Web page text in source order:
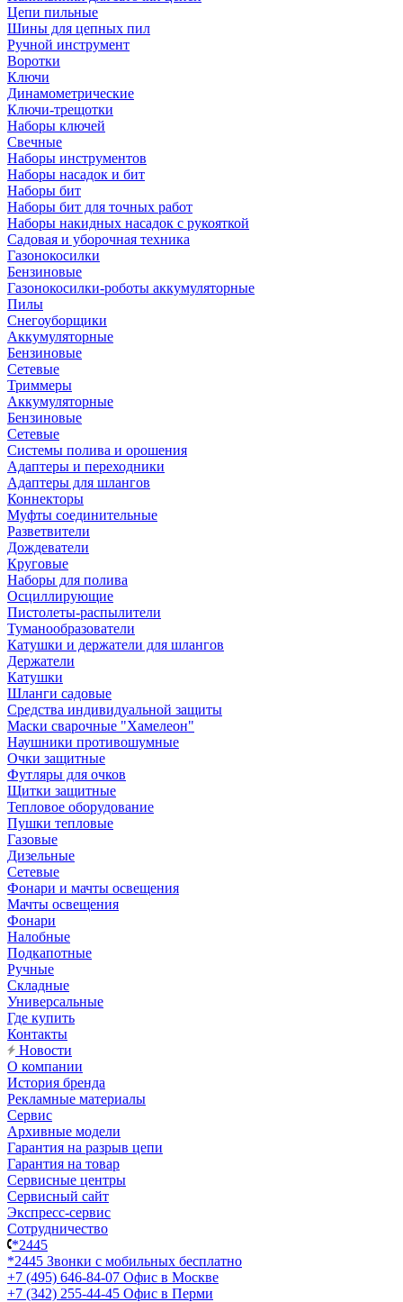
Цепи пильные
Шины для цепных пил
Ручной инструмент
Воротки
Ключи
Динамометрические
Ключи-трещотки
Наборы ключей
Свечные
Наборы инструментов
Наборы насадок и бит
Наборы бит
Наборы бит для точных работ
Наборы накидных насадок с рукояткой
Садовая и уборочная техника
Газонокосилки
Бензиновые
Газонокосилки-роботы аккумуляторные
Пилы
Снегоуборщики
Аккумуляторные
Бензиновые
Сетевые
Триммеры
Аккумуляторные
Бензиновые
Сетевые
Системы полива и орошения
Адаптеры и переходники
Адаптеры для шлангов
Коннекторы
Муфты соединительные
Разветвители
Дождеватели
Круговые
Наборы для полива
Осциллирующие
Пистолеты-распылители
Туманообразователи
Катушки и держатели для шлангов
Держатели
Катушки
Шланги садовые
Средства индивидуальной защиты
Маски сварочные "Хамелеон"
Наушники противошумные
Очки защитные
Футляры для очков
Щитки защитные
Тепловое оборудование
Пушки тепловые
Газовые
Дизельные
Сетевые
Фонари и мачты освещения
Мачты освещения
Фонари
Налобные
Подкапотные
Ручные
Складные
Универсальные
Где купить
Контакты
Новости
О компании
История бренда
Рекламные материалы
Сервис
Архивные модели
Гарантия на разрыв цепи
Гарантия на товар
Сервисные центры
Сервисный сайт
Экспресс-сервис
Сотрудничество
*2445
*2445 Звонки с мобильных бесплатно
+7 (495) 646-84-07 Офис в Москве
+7 (342) 255-44-45 Офис в Перми